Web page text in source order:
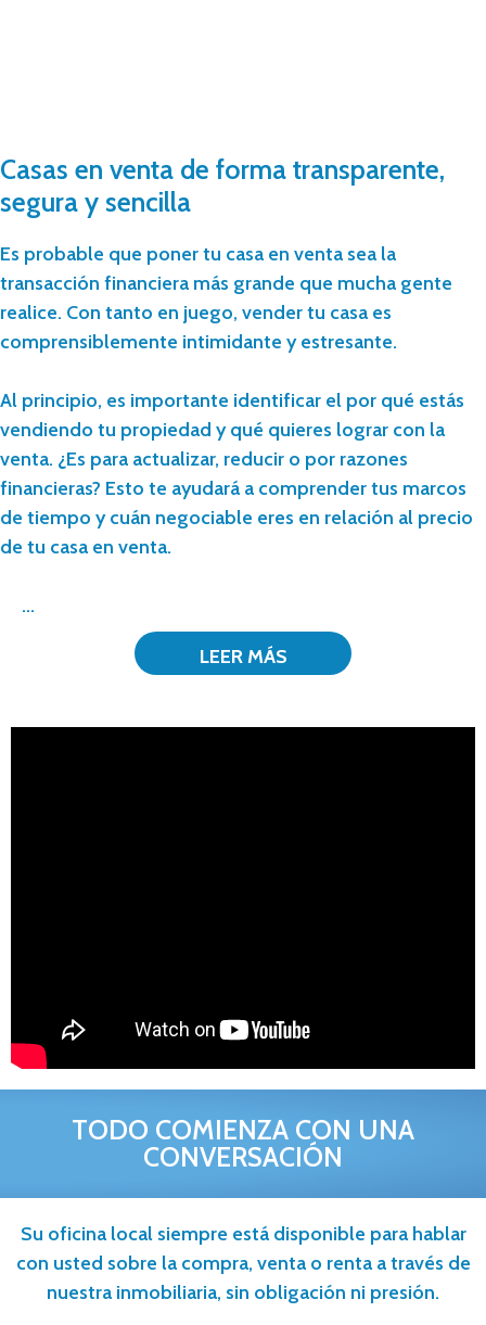
Casas en venta de forma transparente,
segura y sencilla
Es probable que poner tu casa en venta sea la
transacción financiera más grande que mucha gente
realice. Con tanto en juego, vender tu casa es
comprensiblemente intimidante y estresante.
Al principio, es importante identificar el por qué estás
vendiendo tu propiedad y qué quieres lograr con la
venta. ¿Es para actualizar, reducir o por razones
financieras? Esto te ayudará a comprender tus marcos
de tiempo y cuán negociable eres en relación al precio
de tu casa en venta.
...
LEER MÁS
TODO COMIENZA CON UNA
CONVERSACIÓN
Su oficina local siempre está disponible para hablar
con usted sobre la compra, venta o renta a través de
nuestra inmobiliaria, sin obligación ni presión.